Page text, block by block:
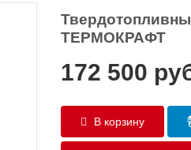
ТЕРМОКРАФТ
172 500
В корзину